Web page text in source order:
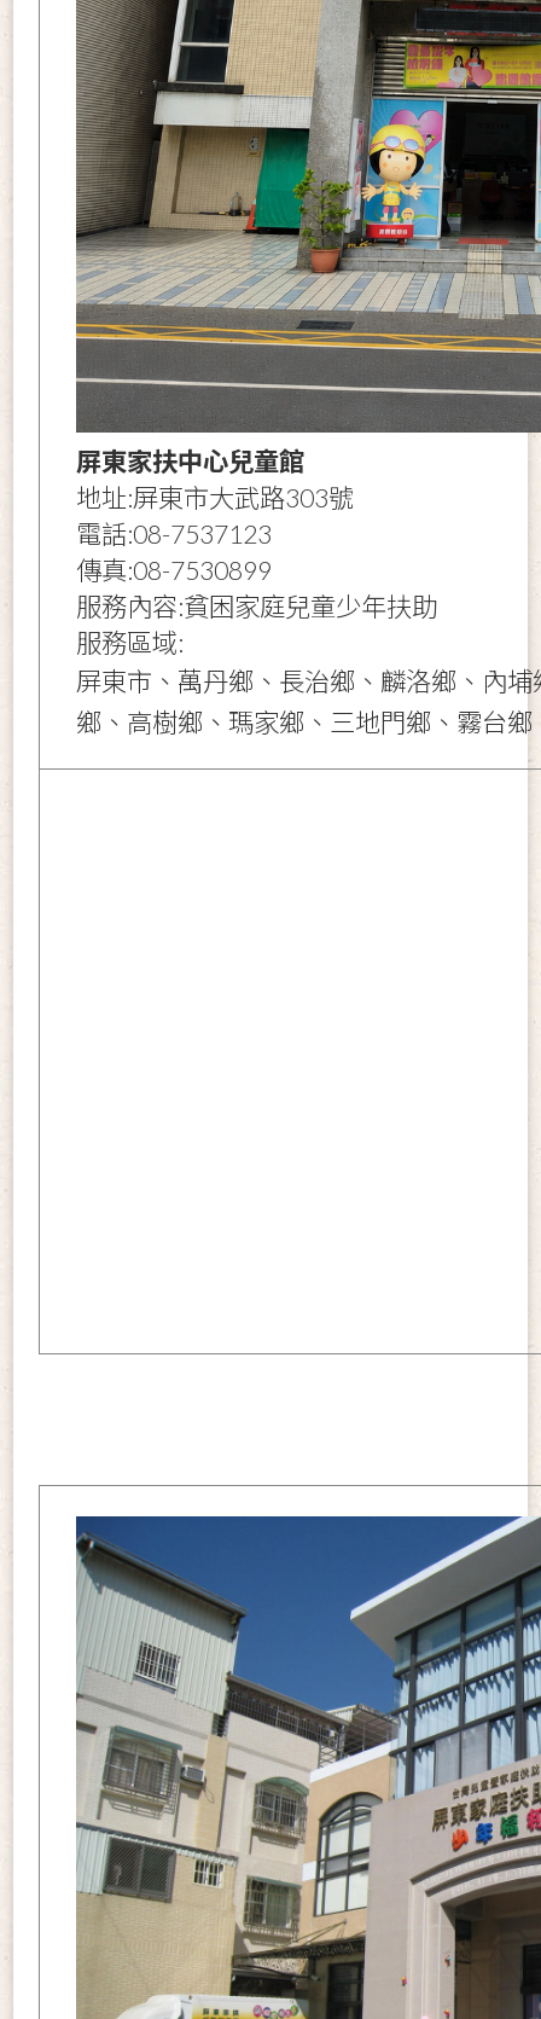
屏東家扶中心兒童館
地址:屏東市大武路303號
電話:08-7537123
傳真:08-7530899
服務內容:貧困家庭兒童少年扶助
服務區域:
屏東市、萬丹鄉、長治鄉、麟洛鄉、內
鄉、高樹鄉、瑪家鄉、三地門鄉、霧台鄉